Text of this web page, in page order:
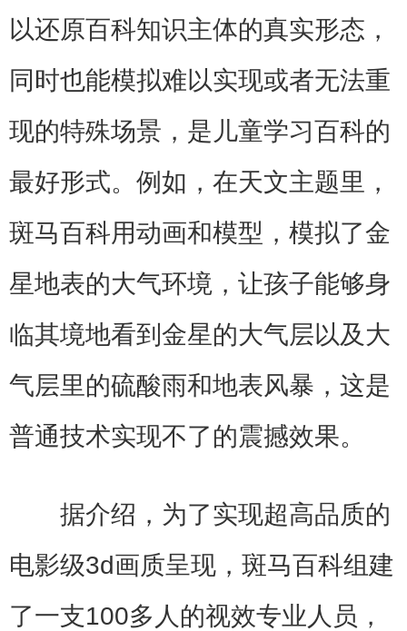
以还原百科知识主体的真实形态，
同时也能模拟难以实现或者无法重
现的特殊场景，是儿童学习百科的
最好形式。例如，在天文主题里，
斑马百科用动画和模型，模拟了金
星地表的大气环境，让孩子能够身
临其境地看到金星的大气层以及大
气层里的硫酸雨和地表风暴，这是
普通技术实现不了的震撼效果。
据介绍，为了实现超高品质的
电影级3d画质呈现，斑马百科组建
了一支100多人的视效专业人员，